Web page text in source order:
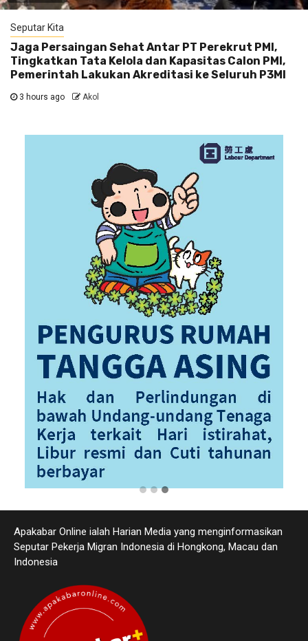
Seputar Kita
Jaga Persaingan Sehat Antar PT Perekrut PMI,
Tingkatkan Tata Kelola dan Kapasitas Calon PMI,
Pemerintah Lakukan Akreditasi ke Seluruh P3MI
3 hours ago Akol
Apakabar Online ialah Harian Media yang menginformasikan
Seputar Pekerja Migran Indonesia di Hongkong, Macau dan
Indonesia